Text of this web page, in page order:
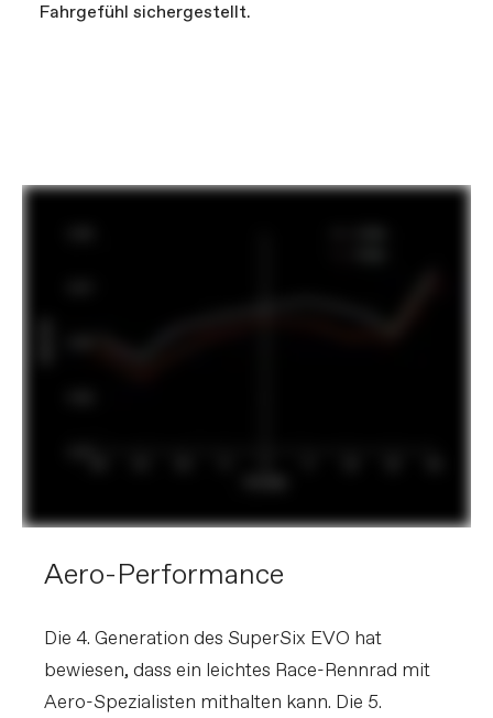
Fahrgefühl sichergestellt.
Aero-Performance
Die 4. Generation des SuperSix EVO hat
bewiesen, dass ein leichtes Race-Rennrad mit
Aero-Spezialisten mithalten kann. Die 5.